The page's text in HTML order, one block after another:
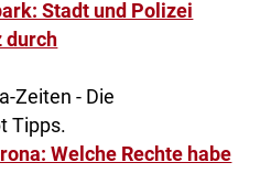
Stadt und Polizei
durch
Zeiten - Die
Tipps.
Welche Rechte habe